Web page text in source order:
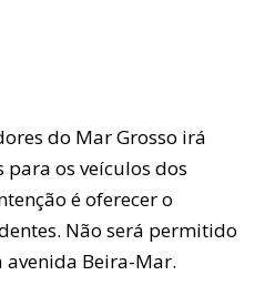
do Mar Grosso irá
os veículos dos
é oferecer o
Não será permitido
avenida Beira-Mar.